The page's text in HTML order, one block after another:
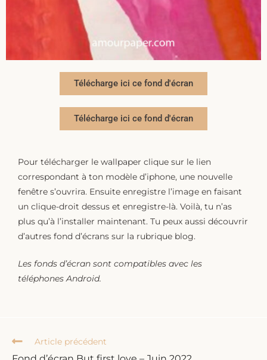
Télécharge ici ce fond d'écran
Télécharge ici ce fond d'écran
Pour télécharger le wallpaper clique sur le lien
correspondant à ton modèle d’iphone, une nouvelle
fenêtre s’ouvrira. Ensuite enregistre l’image en faisant
un clique-droit dessus et enregistre-là. Voilà, tu n’as
plus qu’à l’installer maintenant. Tu peux aussi découvrir
d’autres fond d’écrans sur la rubrique blog.
Les fonds d’écran sont compatibles avec les
téléphones Android.
Article précédent